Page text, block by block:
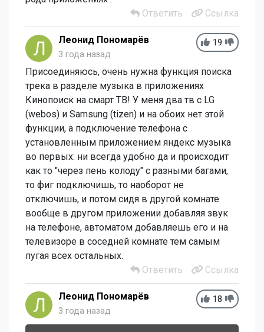
Ответить
Ссылка
19
Леонид Пономарёв
3 года назад
Присоединяюсь, очень нужна функция поиска
трека в разделе музыка в приложениях
Кинопоиск на смарт ТВ! У меня два тв с LG
(webos) и Samsung (tizen) и на обоих нет этой
функции, а подключение телефона с
установленным приложением яндекс музыка
во первых: ни всегда удобно да и происходит
как то "через пень колоду" с разными багами,
то фиг подключишь, то наоборот не
отключишь, и потом сидя в другой комнате
вообще в другом приложении добавляя звук
на телефоне, автоматом добавляешь его и на
телевизоре в соседней комнате тем самым
пугая всех остальных.
Ответить
Ссылка
18
Леонид Пономарёв
3 года назад